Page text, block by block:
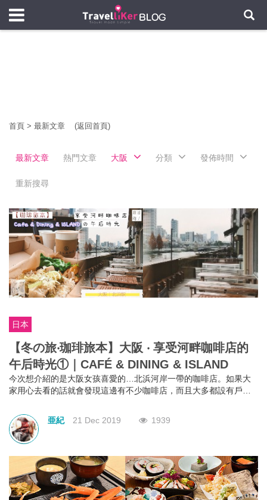
首頁 > 最新文章 (返回首頁)
最新文章 熱門文章 大阪 分類 發佈時間
重新搜尋
日本
【冬の旅‧珈琲旅本】大阪 ‧ 享受河畔咖啡店的
午后時光①｜CAFÉ & DINING & ISLAND
今次想介紹的是大阪女孩喜愛的…北浜河岸一帶的咖啡店。如果大
家用心去看的話就會發現這邊有不少咖啡店，而且大多都設有戶外
亜紀
21 Dec 2019 1939